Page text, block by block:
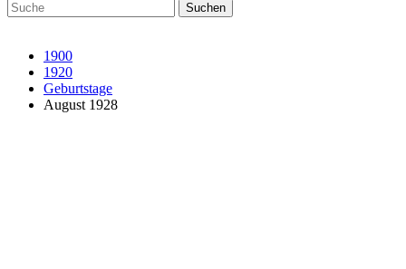
1900
1920
Geburtstage
August 1928